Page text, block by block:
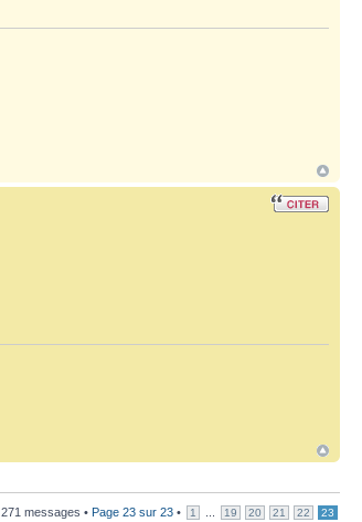
271 messages • Page 23 sur 23 • 1 19 20 21 22 23